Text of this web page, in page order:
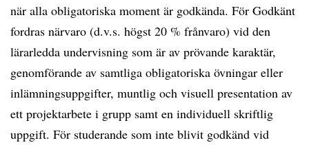
när alla obligatoriska moment är godkända. För Godkänt
fordras närvaro (d.v.s. högst 20 % frånvaro) vid den
lärarledda undervisning som är av prövande karaktär,
genomförande av samtliga obligatoriska övningar eller
inlämningsuppgifter, muntlig och visuell presentation av
ett projektarbete i grupp samt en individuell skriftlig
uppgift. För studerande som inte blivit godkänd vid